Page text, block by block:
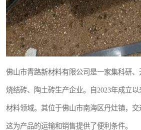
佛山市青路新材料有限公司是一家集科研
烧结砖、陶土砖生产企业。自2023年成立
材料领域。其位于佛山市南海区丹灶镇，交
这为产品的运输和销售提供了便利条件。